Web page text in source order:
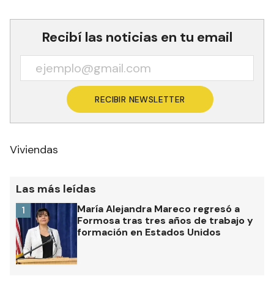
Recibí las noticias en tu email
RECIBIR NEWSLETTER
Viviendas
Las más leídas
María Alejandra Mareco regresó a
Formosa tras tres años de trabajo y
formación en Estados Unidos
1